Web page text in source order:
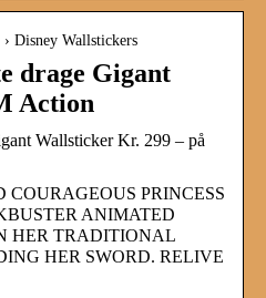
Disney Wallstickers
drage Gigant
Action
Wallsticker Kr. 299 – på
PRINCESS
ANIMATED
HER TRADITIONAL
HER SWORD. RELIVE